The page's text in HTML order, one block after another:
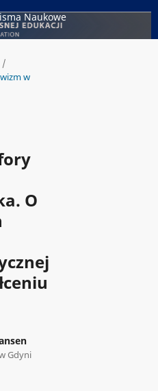
Naukowe
/
w
O
Gdyni